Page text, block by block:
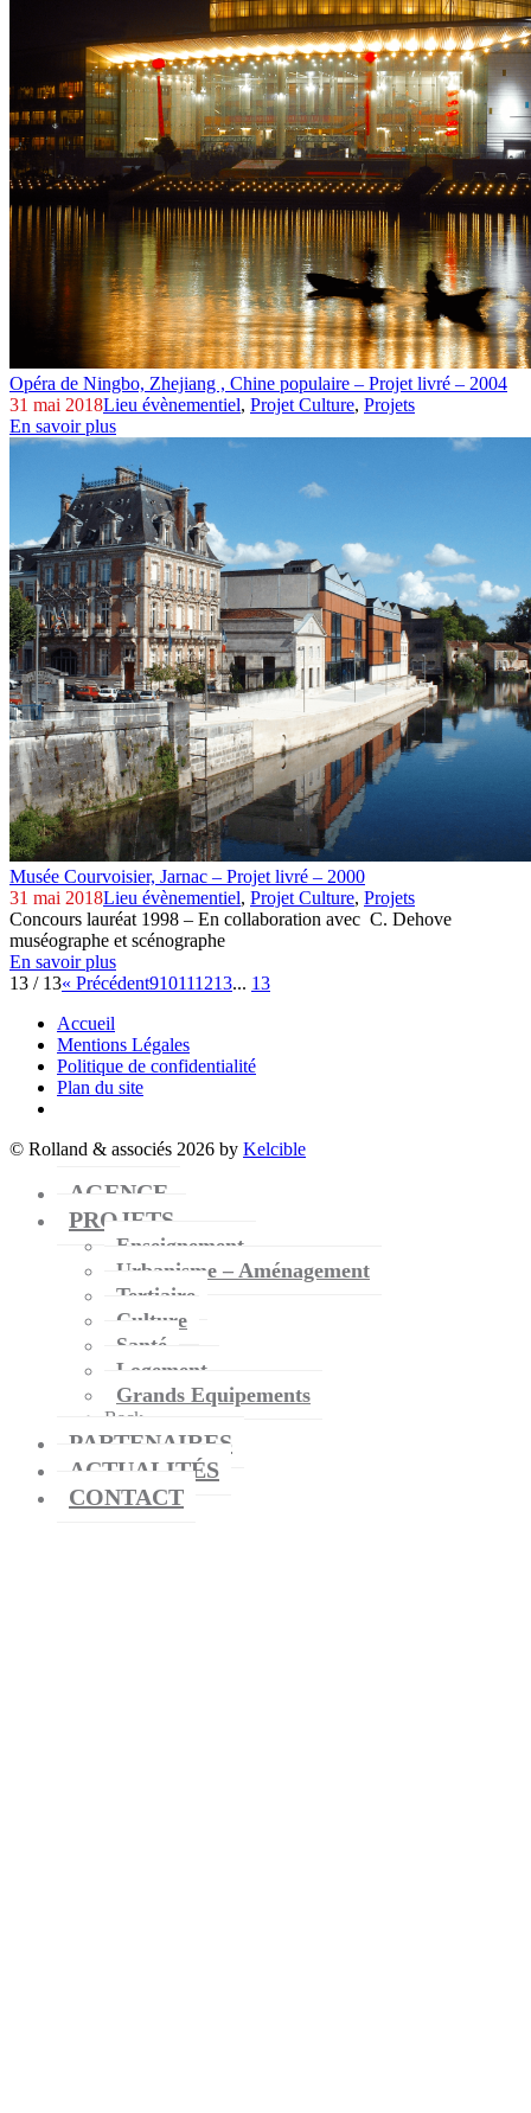
Opéra de Ningbo, Zhejiang , Chine populaire – Projet livré – 2004
31 mai 2018Lieu évènementiel, Projet Culture, Projets
En savoir plus
Musée Courvoisier, Jarnac – Projet livré – 2000
31 mai 2018Lieu évènementiel, Projet Culture, Projets
Concours lauréat 1998 – En collaboration avec C. Dehove
muséographe et scénographe
En savoir plus
13 / 13« Précédent910111213... 13
Accueil
Mentions Légales
Politique de confidentialité
Plan du site
© Rolland & associés 2026 by Kelcible
AGENCE
PROJETS
Enseignement
Urbanisme – Aménagement
Tertiaire
Culture
Santé
Logement
Grands Equipements
Back
PARTENAIRES
ACTUALITÉS
CONTACT